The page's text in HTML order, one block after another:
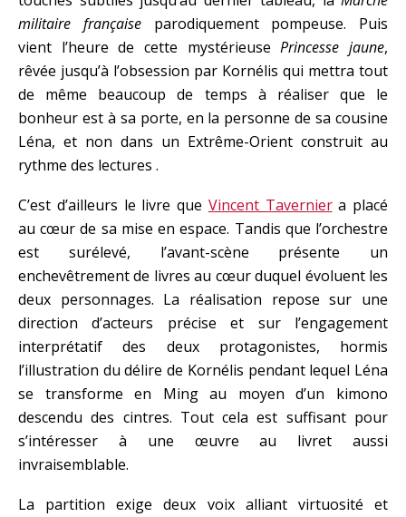
militaire françaiseparodiquement pompeuse. Puis
vient l’heure de cette mystérieusePrincesse jaune,
rêvée jusqu’à l’obsession par Kornélis qui mettra tout
de même beaucoup de temps à réaliser que le
bonheur est à sa porte, en la personne de sa cousine
Léna, et non dans un Extrême-Orient construit au
rythme des lectures .
C’est d’ailleurs le livre que Vincent Taverniera placé
au cœur de sa mise en espace. Tandis que l’orchestre
est surélevé, l’avant-scène présente un
enchevêtrement de livres au cœur duquel évoluent les
deux personnages. La réalisation repose sur une
direction d’acteurs précise et sur l’engagement
interprétatif des deux protagonistes, hormis
l’illustration du délire de Kornélis pendant lequel Léna
se transforme en Ming au moyen d’un kimono
descendu des cintres. Tout cela est suffisant pour
s’intéresser à une œuvre au livret aussi
invraisemblable.
La partition exige deux voix alliant virtuosité et